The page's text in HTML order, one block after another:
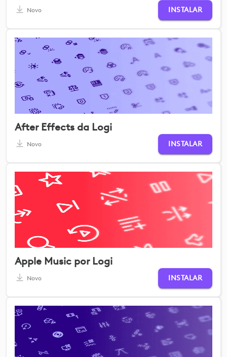
Novo INSTALAR
After Effects da Logi
Novo INSTALAR
Apple Music por Logi
Novo INSTALAR